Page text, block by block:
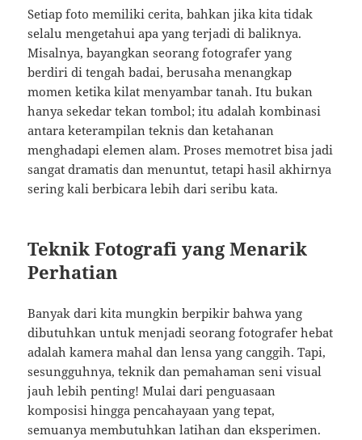
Setiap foto memiliki cerita, bahkan jika kita tidak
selalu mengetahui apa yang terjadi di baliknya.
Misalnya, bayangkan seorang fotografer yang
berdiri di tengah badai, berusaha menangkap
momen ketika kilat menyambar tanah. Itu bukan
hanya sekedar tekan tombol; itu adalah kombinasi
antara keterampilan teknis dan ketahanan
menghadapi elemen alam. Proses memotret bisa jadi
sangat dramatis dan menuntut, tetapi hasil akhirnya
sering kali berbicara lebih dari seribu kata.
Teknik Fotografi yang Menarik
Perhatian
Banyak dari kita mungkin berpikir bahwa yang
dibutuhkan untuk menjadi seorang fotografer hebat
adalah kamera mahal dan lensa yang canggih. Tapi,
sesungguhnya, teknik dan pemahaman seni visual
jauh lebih penting! Mulai dari penguasaan
komposisi hingga pencahayaan yang tepat,
semuanya membutuhkan latihan dan eksperimen.